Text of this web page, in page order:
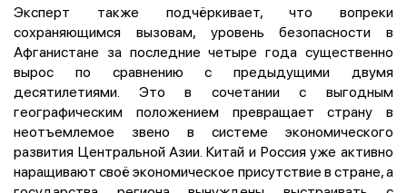
Эксперт также подчёркивает, что вопреки
сохраняющимся вызовам, уровень безопасности в
Афганистане за последние четыре года существенно
вырос по сравнению с предыдущими двумя
десятилетиями. Это в сочетании с выгодным
географическим положением превращает страну в
неотъемлемое звено в системе экономического
развития Центральной Азии. Китай и Россия уже активно
наращивают своё экономическое присутствие в стране, а